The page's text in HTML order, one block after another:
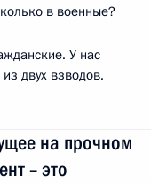
в военные?
У нас
двух взводов.
на прочном
– это